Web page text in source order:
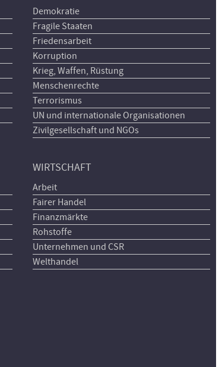
Demokratie
Fragile Staaten
Friedensarbeit
Korruption
Krieg, Waffen, Rüstung
Menschenrechte
Terrorismus
UN und internationale Organisationen
Zivilgesellschaft und NGOs
WIRTSCHAFT
Arbeit
Fairer Handel
Finanzmärkte
Rohstoffe
Unternehmen und CSR
Welthandel